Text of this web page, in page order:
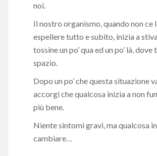
noi.
Il nostro organismo, quando non ce
espellere tutto e subito, inizia a
tossine un po’ qua ed un po’ là, dove
spazio.
Dopo un po’ che questa situazione
accorgi che qualcosa inizia a non
più bene.
Niente sintomi gravi, ma qualcosa
cambiare…